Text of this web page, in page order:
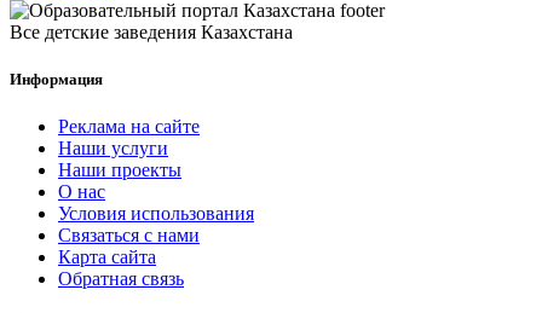
Все детские заведения Казахстана
Информация
Реклама на сайте
Наши услуги
Наши проекты
О нас
Условия использования
Связаться с нами
Карта сайта
Обратная связь